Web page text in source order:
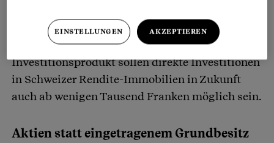
Worten: «Das ist eine Revolution». Die Ansage
lässt aufhorchen. Dank einem neuen
Investitionsprodukt sollen direkte Investitionen
in Schweizer Rendite-Immobilien in Zukunft
auch ab wenigen Tausend Franken möglich sein.
Aktien statt eingetragenem Grundbesitz
EINSTELLUNGEN AKZEPTIEREN